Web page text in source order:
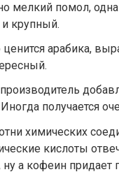
мелкий помол,
крупный.
арабика,
получается
химических
кислоты
а кофеин придает